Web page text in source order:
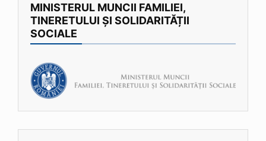
MINISTERUL MUNCII FAMILIEI,
TINERETULUI ȘI SOLIDARITĂȚII
SOCIALE